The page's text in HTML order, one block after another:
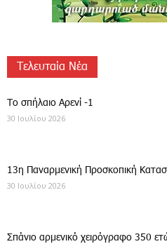
Τελευταία Νέα
Το σπήλαιο Αρενί -1
30 Ιουλίου 2026
13η Παναρμενική Προσκοπική
30 Ιουλίου 2026
Σπάνιο αρμενικό χειρόγραφο 350